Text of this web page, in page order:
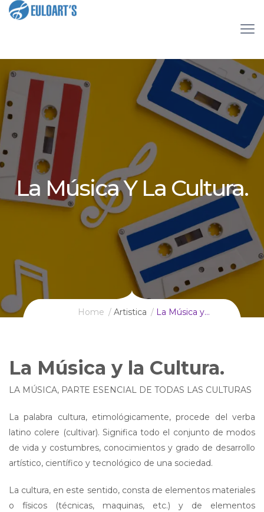
La Música Y La Cultura.
Home Artistica La Música y…
La Música y la Cultura.
LA MÚSICA, PARTE ESENCIAL DE TODAS LAS CULTURAS
La palabra cultura, etimológicamente, procede del verba
latino colere (cultivar). Significa todo el conjunto de modos
de vida y costumbres, conocimientos y grado de desarrollo
artístico, científico y tecnológico de una sociedad.
La cultura, en este sentido, consta de elementos materiales
o físicos (técnicas, maquinas, etc.) y de elementos